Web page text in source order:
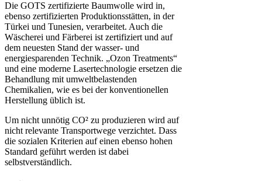
Die GOTS zertifizierte Baumwolle wird in,
ebenso zertifizierten Produktionsstätten, in der
Türkei und Tunesien, verarbeitet. Auch die
Wäscherei und Färberei ist zertifiziert und auf
dem neuesten Stand der wasser- und
energiesparenden Technik. „Ozon Treatments“
und eine moderne Lasertechnologie ersetzen die
Behandlung mit umweltbelastenden
Chemikalien, wie es bei der konventionellen
Herstellung üblich ist.
Um nicht unnötig CO² zu produzieren wird auf
nicht relevante Transportwege verzichtet. Dass
die sozialen Kriterien auf einen ebenso hohen
Standard geführt werden ist dabei
selbstverständlich.